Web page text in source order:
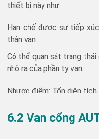
thiết bị này như:
Hạn chế được sự tiếp
thân van
Có thể quan sát trang
nhô ra của phần ty van
Nhược điểm: Tốn diện tích
6.2 Van cổng